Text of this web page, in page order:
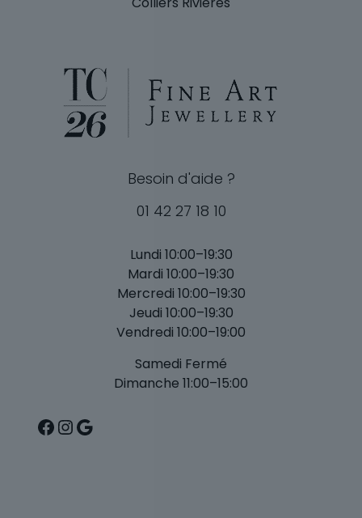
Besoin d'aide ?
01 42 27 18 10
Lundi 10:00–19:30
Mardi 10:00–19:30
Mercredi 10:00–19:30
Jeudi 10:00–19:30
Vendredi 10:00–19:00
Samedi Fermé
Dimanche 11:00–15:00
Facebook
Instagram
Google